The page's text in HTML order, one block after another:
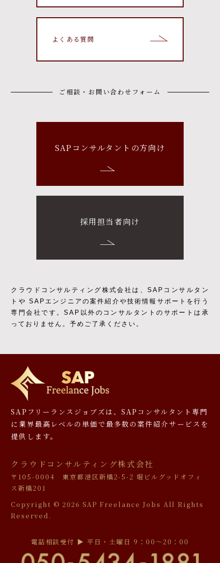
よくある質問
ご相談・お問い合わせフォーム
SAPコンサルタントの方向け
採用担当者向け
クラウドコンサルティング株式会社は、SAPコンサルタン
トや SAPエンジニアの案件紹介や技術情報サポートを行う
専門会社です。SAP以外のコンサルタントのサポートは承
っておりません。予めご了承ください。
SAPフリーランスジョブズは、SAPコンサルタント専門
に 業界最高レベルの単価で最多数の案件紹介サービスを
提供します。
クラウドコンサルティング株式会社
〒105-0004 東京都港区新橋2-5-2 堀ビルグッドオフィ
ス新橋201
Copyright © 2026 SAP Freelance Jobs All Rights
Reserved.
電話相談受付 ▶︎ 平日・土曜日 9：00〜20：00